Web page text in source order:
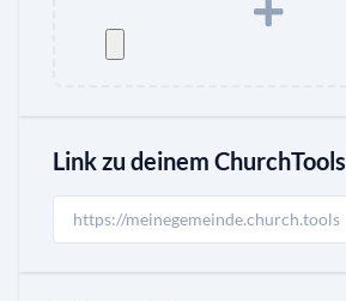
Link zu deinem ChurchTools